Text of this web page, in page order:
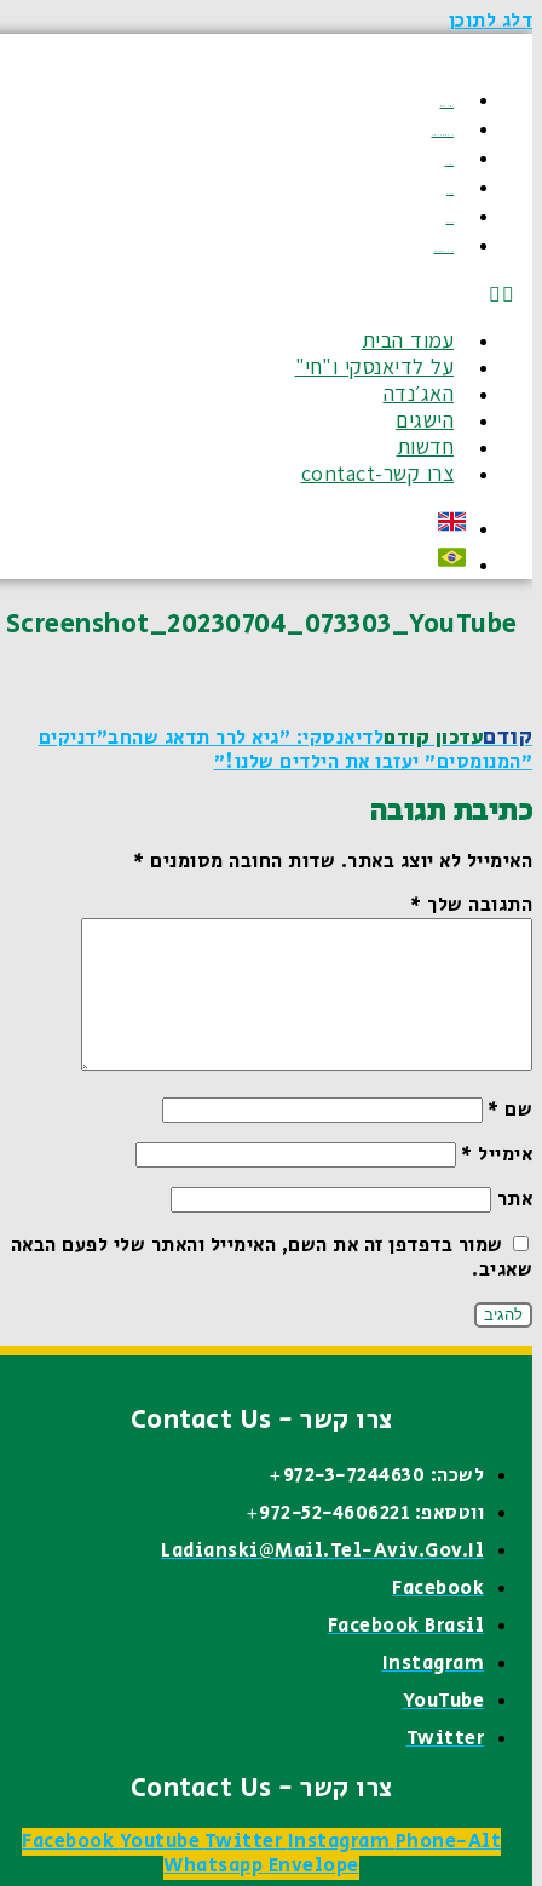
דלג לתוכן
עמוד הבית
על לדיאנסקי ו"חי"
האג׳נדה
הישגים
חדשות
צרו קשר-contact
Screenshot_20230704_073303_YouTube
קודםעדכון קודםלדיאנסקי: "גיא לרר תדאג שהחב"דניקים
"המנומסים" יעזבו את הילדים שלנו!"
כתיבת תגובה
האימייל לא יוצג באתר.שדות החובה מסומנים*
התגובה שלך*
שם*
אימייל*
אתר
שמור בדפדפן זה את השם, האימייל והאתר שלי לפעם הבאה
שאגיב.
צרו קשר - Contact Us
לשכה: 972-3-7244630+
ווטסאפ: 972-52-4606221+
Ladianski@mail.tel-Aviv.gov.il
Facebook
Facebook Brasil
Instagram
YouTube
Twitter
צרו קשר - Contact Us
FacebookYoutubeTwitterInstagramPhone-Alt
WhatsappEnvelope